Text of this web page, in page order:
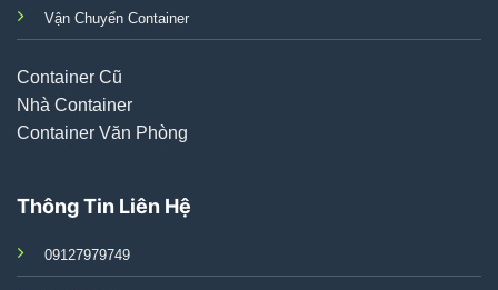
Vận Chuyển Container
Container Cũ
Nhà Container
Container Văn Phòng
Thông Tin Liên Hệ
09127979749